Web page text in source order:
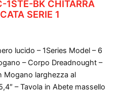
1STE-BK CHITARRA
SERIE 1
lucido – 1Series Model – 6
– Corpo Dreadnought –
Mogano larghezza al
– Tavola in Abete massello